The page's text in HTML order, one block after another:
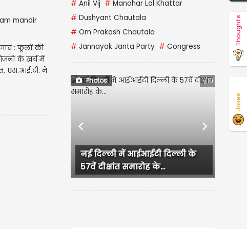
जांच : फूलों की
के खर्च में
एस.आई.टी. ने
# Anil Vij # Manohar Lal Khattar
# Dushyant Chautala
# Om Prakash Chautala
# Jannayak Janta Party # Congress
Photos 1/10
नई दिल्ली में आईआईटी दिल्ली के
57वें दीक्षांत समारोह के...
Previous Next
Thoughts
Jokes